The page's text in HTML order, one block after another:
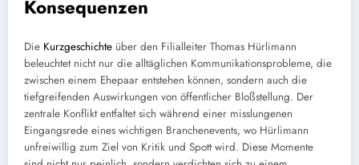
Konsequenzen
Die Kurzgeschichte über den Filialleiter Thomas Hürlimann
beleuchtet nicht nur die alltäglichen Kommunikationsprobleme, die
zwischen einem Ehepaar entstehen können, sondern auch die
tiefgreifenden Auswirkungen von öffentlicher Bloßstellung. Der
zentrale Konflikt entfaltet sich während einer misslungenen
Eingangsrede eines wichtigen Branchenevents, wo Hürlimann
unfreiwillig zum Ziel von Kritik und Spott wird. Diese Momente